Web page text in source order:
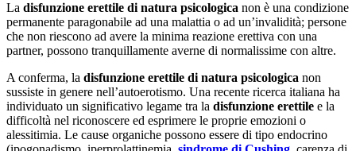
La disfunzione erettile di natura psicologica non è una condizione
permanente paragonabile ad una malattia o ad un’invalidità; persone
che non riescono ad avere la minima reazione erettiva con una
partner, possono tranquillamente averne di normalissime con altre.
A conferma, la disfunzione erettile di natura psicologica non
sussiste in genere nell’autoerotismo. Una recente ricerca italiana ha
individuato un significativo legame tra la disfunzione erettile e la
difficoltà nel riconoscere ed esprimere le proprie emozioni o
alessitimia. Le cause organiche possono essere di tipo endocrino